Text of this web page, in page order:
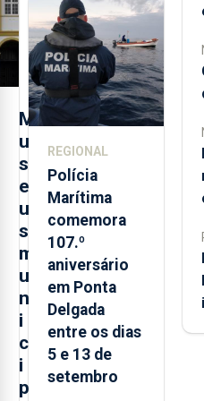
M
u
s
e
u
s
m
u
n
i
c
i
p
evolução
turística
REGIONAL
Polícia
Marítima
comemora
107.º
aniversário
em Ponta
Delgada
entre os dias
5 e 13 de
setembro